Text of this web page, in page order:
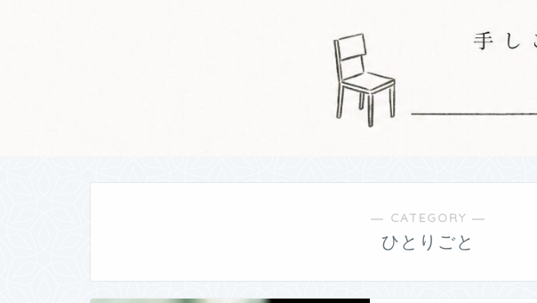
― CATEGORY ―
ひとりごと